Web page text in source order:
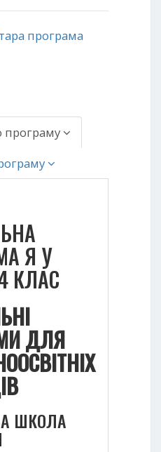
програма
програму
Я У
КЛАС
ДЛЯ
ШКОЛА